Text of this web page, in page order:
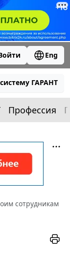
Eng
ГАРАНТ
Профессия
сотрудникам